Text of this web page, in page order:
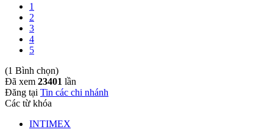
1
2
3
4
5
(1 Bình chọn)
Đã xem 23401 lần
Đăng tại Tin các chi nhánh
Các từ khóa
INTIMEX